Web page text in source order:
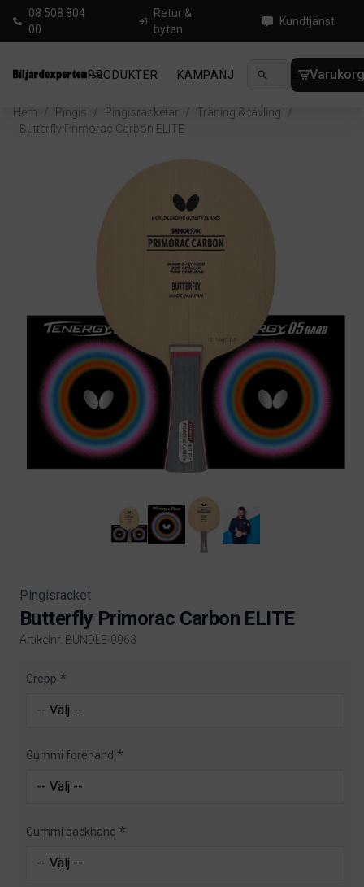
08 508 804
00
Retur &
byten
Kundtjänst
PRODUKTER KAMPANJ NYHETER
Hem / Pingis / Pingisracketar / Träning & tävling
/
Butterfly Primorac Carbon ELITE
Pingisracket
Butterfly Primorac Carbon ELITE
Artikelnr. BUNDLE-0063
Product information
Grepp
Gummi forehand
Gummi backhand